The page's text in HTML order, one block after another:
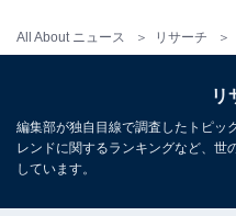
All About ニュース リサーチ
リ
編集部が独自目線で調査したトピッ
レンドに関するランキングなど、世
しています。